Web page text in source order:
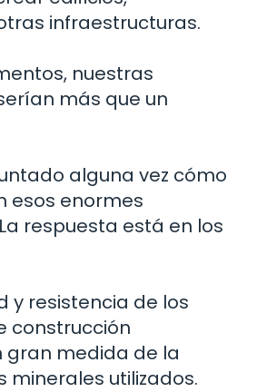
infraestructuras.
nuestras
más que un
alguna vez cómo
esos enormes
respuesta está en los
y resistencia de los
construcción
gran medida de la
minerales utilizados.